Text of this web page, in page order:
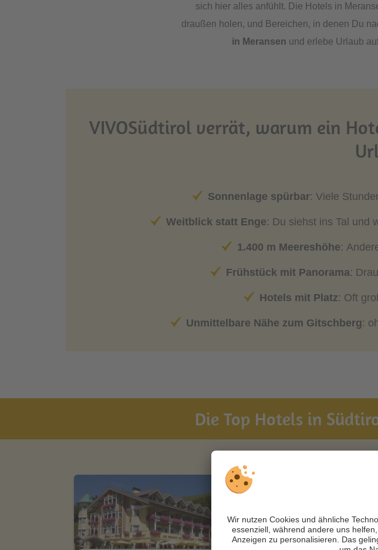
sich hier alles anfühlt. Die Hotels in
draußen holen, und Bereichen, in denen Du
in Meransen und erlebe Urlaub
VIVOSüdtirol verrät, warum ein
Sonnenlage spürbar: Viele
Weitblick statt Enge: Du siehst ins Tal und
1.400 m Meereshöhe:
Frühstück mit Panorama:
Hotels mit Platz: Oft
Unmittelbare Nähe zum Gitschberg:
Die Top Hotels in